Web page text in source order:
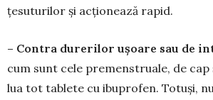
țesuturilor și acționează rapid.
– Contra durerilor ușoare sau de
cum sunt cele premenstruale, de
lua tot tablete cu ibuprofen. Totuși,